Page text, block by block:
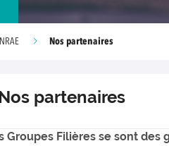
Nos partenaires
partenaires
Groupes Filières se sont